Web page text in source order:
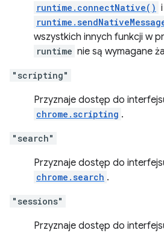
runtime.connectNative() i
wszystkich innych funkcji w
runtime nie są wymagane
"scripting"
Przyznaje dostęp do
chrome.scripting .
"search"
Przyznaje dostęp do
chrome.search .
"sessions"
Przyznaje dostęp do